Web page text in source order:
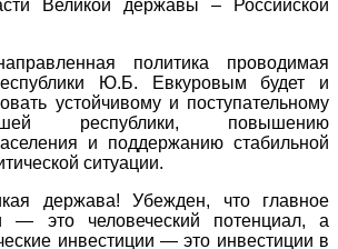
Великой державы – Российской
политика проводимая
Ю.Б. Евкуровым будет и
устойчивому и поступательному
республики, повышению
и поддержанию стабильной
ситуации.
держава! Убежден, что главное
— это человеческий потенциал, а
инвестиции — это инвестиции в